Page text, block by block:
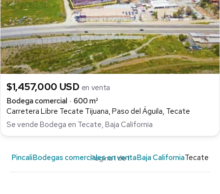
$1,457,000 USD en venta
Bodega comercial
600 m²
Carretera Libre Tecate Tijuana, Paso del Águila, Tecate
Se vende Bodega en Tecate, Baja California
Página 1 de 1
PincaliBodegas comerciales en ventaBaja CaliforniaTecate